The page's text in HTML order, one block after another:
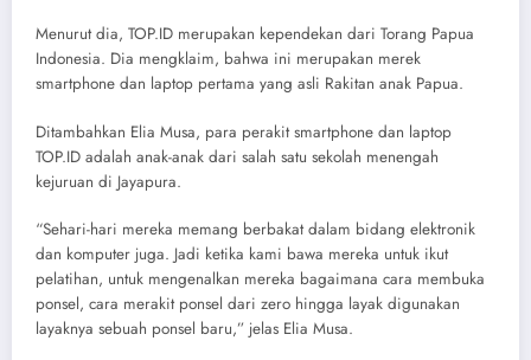
Menurut dia, TOP.ID merupakan kependekan dari Torang Papua
Indonesia. Dia mengklaim, bahwa ini merupakan merek
smartphone dan laptop pertama yang asli Rakitan anak Papua.
Ditambahkan Elia Musa, para perakit smartphone dan laptop
TOP.ID adalah anak-anak dari salah satu sekolah menengah
kejuruan di Jayapura.
“Sehari-hari mereka memang berbakat dalam bidang elektronik
dan komputer juga. Jadi ketika kami bawa mereka untuk ikut
pelatihan, untuk mengenalkan mereka bagaimana cara membuka
ponsel, cara merakit ponsel dari zero hingga layak digunakan
layaknya sebuah ponsel baru,” jelas Elia Musa.